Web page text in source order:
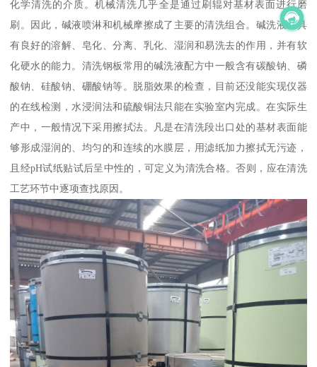
化学清洗的介质。机械清洗几乎全是通过刷辊对基材表面进行磨
刷。因此，碱液喷淋和机械摩擦成了主要的清洗组合。碱洗液应具
有良好的溶解、皂化、分离、乳化、湿润和易洗去的作用，并有软
化硬水的能力。清洗钢板常用的碱洗液配方中一般含有碳酸钠、磷
酸钠、硅酸钠、硼酸钠等。脱脂效果的检查，目前还没能实现仪器
的在线检测，水浸润法和硫酸铜法只能在实验室内完成。在实际生
产中，一般情况下采用擦拭法。凡是在清洗段出口处的基材表面能
够形成湿润的、均匀的和连续的水膜层，用滤纸加力擦拭无污迹，
且经pH试纸贴试后呈中性的，可定义为清洗合格。否则，应在清洗
工艺环节中逐项查找原因。